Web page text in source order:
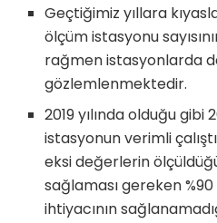
Geçtiğimiz yıllara
ölçüm istasyonu
rağmen istasyonlarda
gözlemlenmektedir.
2019 yılında olduğu gibi
istasyonun verimli
eksi değerlerin
sağlaması gereken
ihtiyacının